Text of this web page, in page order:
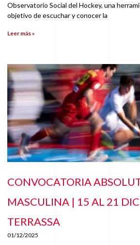
Observatorio Social del Hockey, una
objetivo de escuchar y conocer la
Leer más »
CONVOCATORIA
MASCULINA | 15 AL 21
TERRASSA
01/12/2025